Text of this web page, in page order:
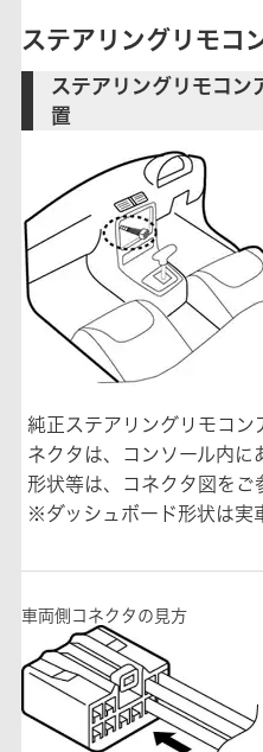
ステアリングリモコ
ステアリングリモコン
置
純正ステアリングリモコン
ネクタは、コンソール内に
形状等は、コネクタ図をご
※ダッシュボード形状は実
車両側コネクタの見方